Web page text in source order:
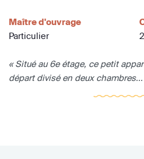
Maître d'ouvrage
Particulier
« Situé au 6e étage, ce petit
départ divisé en deux chambres...